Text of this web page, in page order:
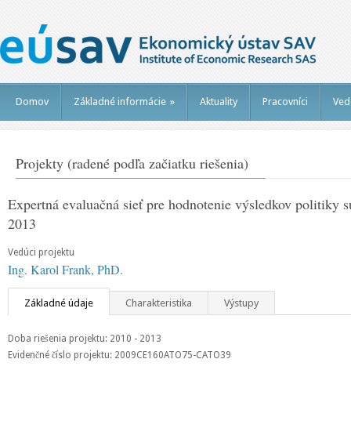
Domov Základné informácie » Aktuality Pracovníci
Projekty (radené podľa začiatku riešenia)
Expertná evaluačná sieť pre hodnotenie výsledkov politiky
2013
Vedúci projektu
Ing. Karol Frank, PhD.
Základné údaje Charakteristika Výstupy
Doba riešenia projektu: 2010 - 2013
Evidenčné číslo projektu: 2009CE160ATO75-CATO39